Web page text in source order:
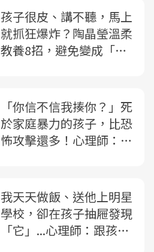
孩子很皮、講不聽，馬上
就抓狂爆炸？陶晶瑩溫柔
教養8招，避免變成「超
「你信不信我揍你？」死
於家庭暴力的孩子，比恐
怖攻擊還多！心理師：3
我天天做飯、送他上明星
學校，卻在孩子抽屜發現
「它」...心理師：跟孩子